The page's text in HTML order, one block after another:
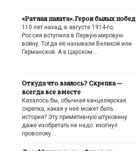
«Ратная палата». Герои былых побед
110 лет назад, в августе 1914-го,
Россия вступила в Первую мировую
войну. Тогда её называли Великой или
Германской. А в Царском …
Откуда что взялось? Скрепка —
всегда все вместе
Казалось бы, обычная канцелярская
скрепка, какая у неё может быть
история? Эту примитивную штуковину
даже изобретать не надо: изогнул
проволоку …